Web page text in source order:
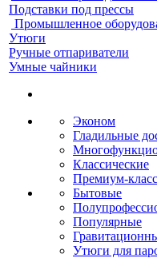
Подставки под прессы
Промышленное
Утюги
Ручные отпариватели
Умные чайники
Эконом
Гладильные
Классические
Премиум-класс
Бытовые
Популярные
Утюги для